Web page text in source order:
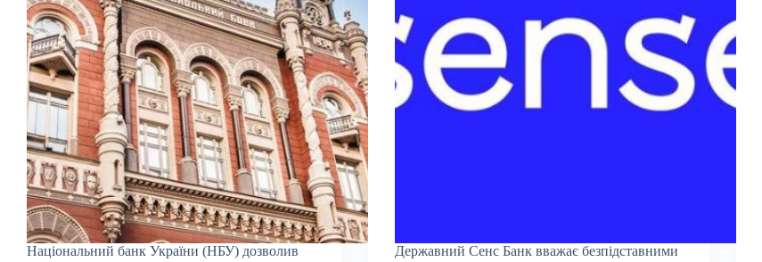
Національний банк України (НБУ) дозволив
Державний Сенс Банк вважає безпідставними